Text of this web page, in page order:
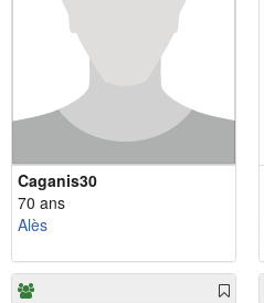
Caganis30
70 ans
Alès